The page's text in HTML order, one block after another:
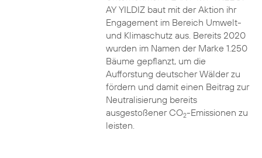
AY YILDIZ baut mit der Aktion ihr
Engagement im Bereich Umwelt-
und Klimaschutz aus. Bereits 2020
wurden im Namen der Marke 1.250
Bäume gepflanzt, um die
Aufforstung deutscher Wälder zu
fördern und damit einen Beitrag zur
Neutralisierung bereits
ausgestoßener CO2-Emissionen zu
leisten.